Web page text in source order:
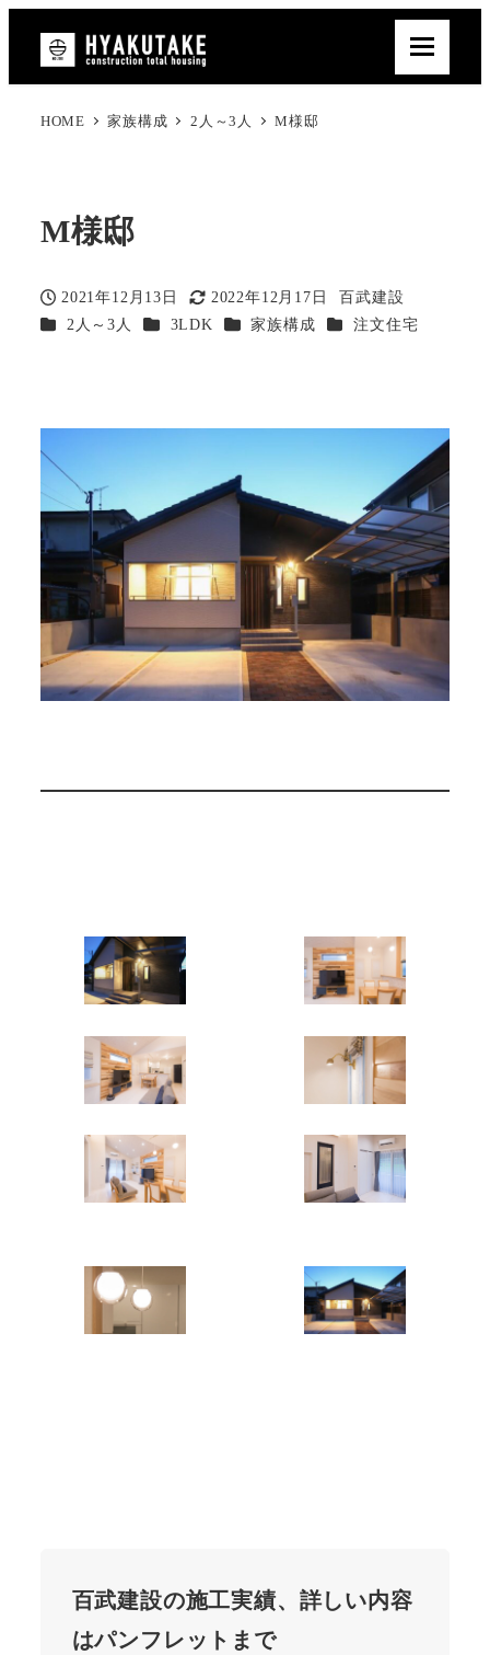
HOME 家族構成 2人～3人 M様邸
M様邸
投稿日
2021年12月13日
更新日
2022年12月17日
著
者
百武建設
カテゴリー
2人～3人 カテゴリー
3LDK カテゴリー
家族構成 カテゴリー
注文住宅
百武建設の施工実績、詳しい内容
はパンフレットまで